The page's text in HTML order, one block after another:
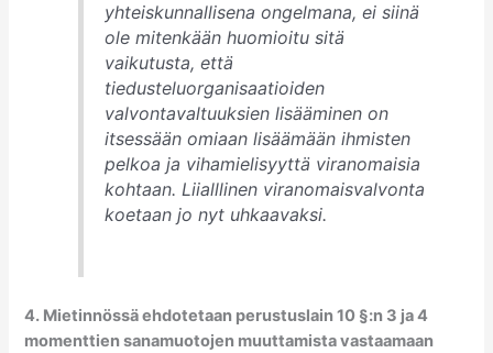
yhteiskunnallisena ongelmana, ei siinä
ole mitenkään huomioitu sitä
vaikutusta, että
tiedusteluorganisaatioiden
valvontavaltuuksien lisääminen on
itsessään omiaan lisäämään ihmisten
pelkoa ja vihamielisyyttä viranomaisia
kohtaan. Liialllinen viranomaisvalvonta
koetaan jo nyt uhkaavaksi.
4. Mietinnössä ehdotetaan perustuslain 10 §:n 3 ja 4
momenttien sanamuotojen muuttamista vastaamaan